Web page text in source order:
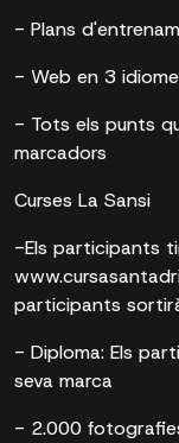
- Plans
- Web en 3
- Tots els punts
marcadors
Curses La Sansi
-Els participants
participants
- Diploma: Els
seva marca
- 2.000